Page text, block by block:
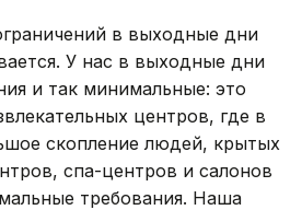
в выходные дни
У нас в выходные дни
и так минимальные: это
центров, где в
скопление людей, крытых
спа-центров и салонов
требования. Наша